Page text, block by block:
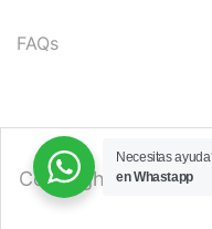
FAQs
Copyright © 2024.
Necesitas
en Whastapp